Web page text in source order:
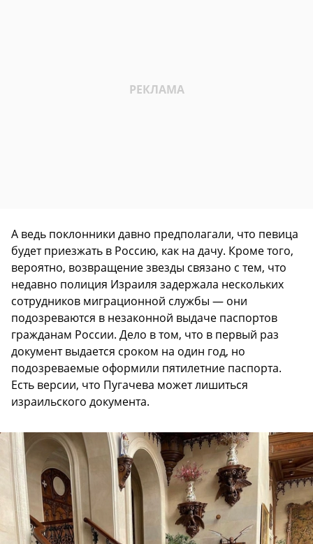
А ведь поклонники давно предполагали, что певица
будет приезжать в Россию, как на дачу. Кроме того,
вероятно, возвращение звезды связано с тем, что
недавно полиция Израиля задержала нескольких
сотрудников миграционной службы — они
подозреваются в незаконной выдаче паспортов
гражданам России. Дело в том, что в первый раз
документ выдается сроком на один год, но
подозреваемые оформили пятилетние паспорта.
Есть версии, что Пугачева может лишиться
израильского документа.